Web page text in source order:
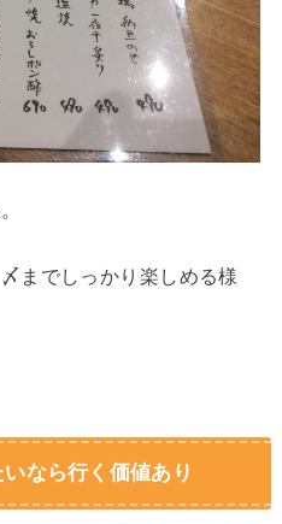
までしっかり楽しめる様
なら行く価値あり